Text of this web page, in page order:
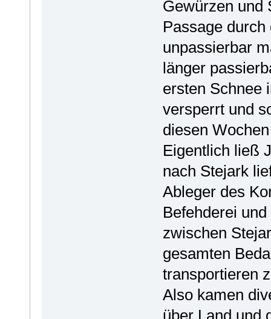
Gewürzen und
Passage
unpassierbar
länger
ersten Schnee
versperrt und
diesen
Eigentlich ließ
nach Stejark
Ableger des
Befehderei
zwischen
gesamten
transportieren
Also kamen
über Land und